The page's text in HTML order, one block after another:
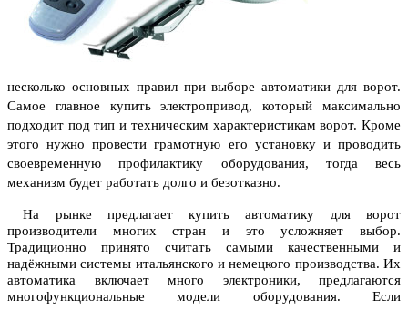
несколько основных правил при выборе автоматики для ворот.
Самое главное купить электропривод, который максимально
подходит под тип и техническим характеристикам ворот. Кроме
этого нужно провести грамотную его установку и проводить
своевременную профилактику оборудования, тогда весь
механизм будет работать долго и безотказно.
На рынке предлагает купить автоматику для ворот
производители многих стран и это усложняет выбор.
Традиционно принято считать самыми качественными и
надёжными системы итальянского и немецкого производства. Их
автоматика включает много электроники, предлагаются
многофункциональные модели оборудования. Если